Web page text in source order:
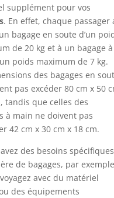
supplément pour vos
. En effet, chaque passager
bagage en soute d’un
de 20 kg et à un bagage à
poids maximum de 7 kg.
des bagages en
pas excéder 80 cm x 50
tandis que celles des
à main ne doivent pas
42 cm x 30 cm x 18 cm.
des besoins spécifiques
de bagages, par exemple
avec du matériel
des équipements